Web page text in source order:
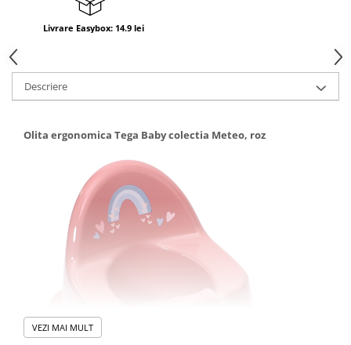
Livrare Easybox: 14.9 lei
Descriere
Olita ergonomica Tega Baby colectia Meteo, roz
VEZI MAI MULT